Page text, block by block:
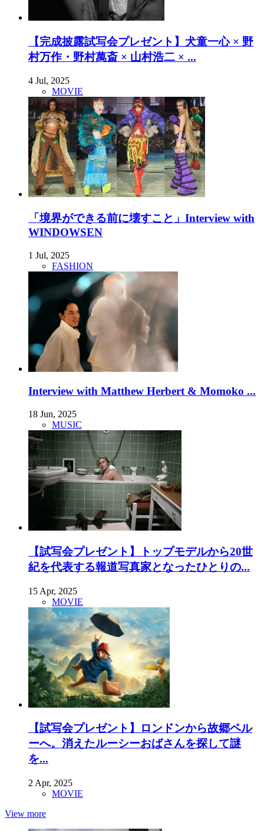
【完成披露試写会プレゼント】犬童一心 × 野
村万作・野村萬斎 × 山村浩二 × ...
4 Jul, 2025
MOVIE
「境界ができる前に壊すこと」Interview with
WINDOWSEN
1 Jul, 2025
FASHION
Interview with Matthew Herbert & Momoko ...
18 Jun, 2025
MUSIC
【試写会プレゼント】トップモデルから20世
紀を代表する報道写真家となったひとりの...
15 Apr, 2025
MOVIE
【試写会プレゼント】ロンドンから故郷ペル
ーへ。消えたルーシーおばさんを探して謎
を...
2 Apr, 2025
MOVIE
View more